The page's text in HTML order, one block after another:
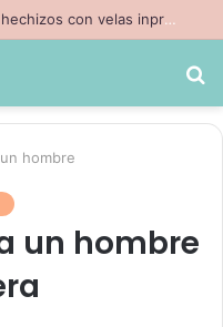
Amarres de amor con velas – 3 hechizos con velas inpresindibles con magia negra
hombre
un hombre